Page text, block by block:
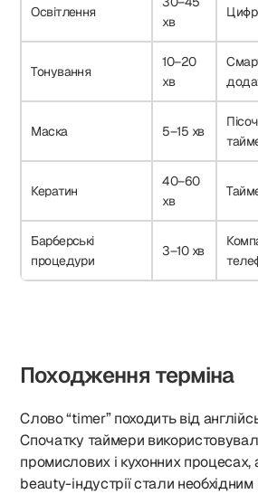
Освітлення
хв
Тонування
10–20
хв
Маска 5–15 хв
Кератин
40–60
хв
Барберські
процедури
3–10 хв
Походження терміна
Слово “timer” походить від
Спочатку таймери
промислових і кухонних
beauty-індустрії стали необхідним